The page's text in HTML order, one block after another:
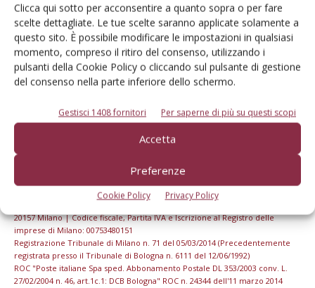
Clicca qui sotto per acconsentire a quanto sopra o per fare
scelte dettagliate. Le tue scelte saranno applicate solamente a
questo sito. È possibile modificare le impostazioni in qualsiasi
momento, compreso il ritiro del consenso, utilizzando i
pulsanti della Cookie Policy o cliccando sul pulsante di gestione
del consenso nella parte inferiore dello schermo.
Gestisci 1408 fornitori Per saperne di più su questi scopi
Accetta
Preferenze
Cookie Policy Privacy Policy
20157 Milano | Codice fiscale, Partita IVA e Iscrizione al Registro delle
imprese di Milano: 00753480151
Registrazione Tribunale di Milano n. 71 del 05/03/2014 (Precedentemente
registrata presso il Tribunale di Bologna n. 6111 del 12/06/1992)
ROC "Poste italiane Spa sped. Abbonamento Postale DL 353/2003 conv. L.
27/02/2004 n. 46, art.1c.1: DCB Bologna" ROC n. 24344 dell'11 marzo 2014